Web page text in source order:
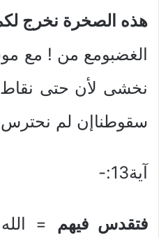
هذه الصخرة نخرج
الغضبومع من ! مع
نخشى لأن حتى
سقوطناإن لم
آية13:-
فتقدس فيهم =